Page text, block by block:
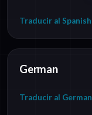
Traducir al Spanish
German
Traducir al German